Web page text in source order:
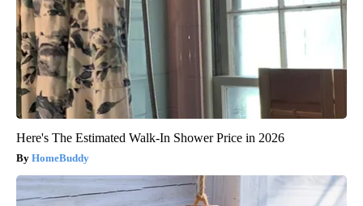
Here's The Estimated Walk-In Shower Price in 2026
HomeBuddy